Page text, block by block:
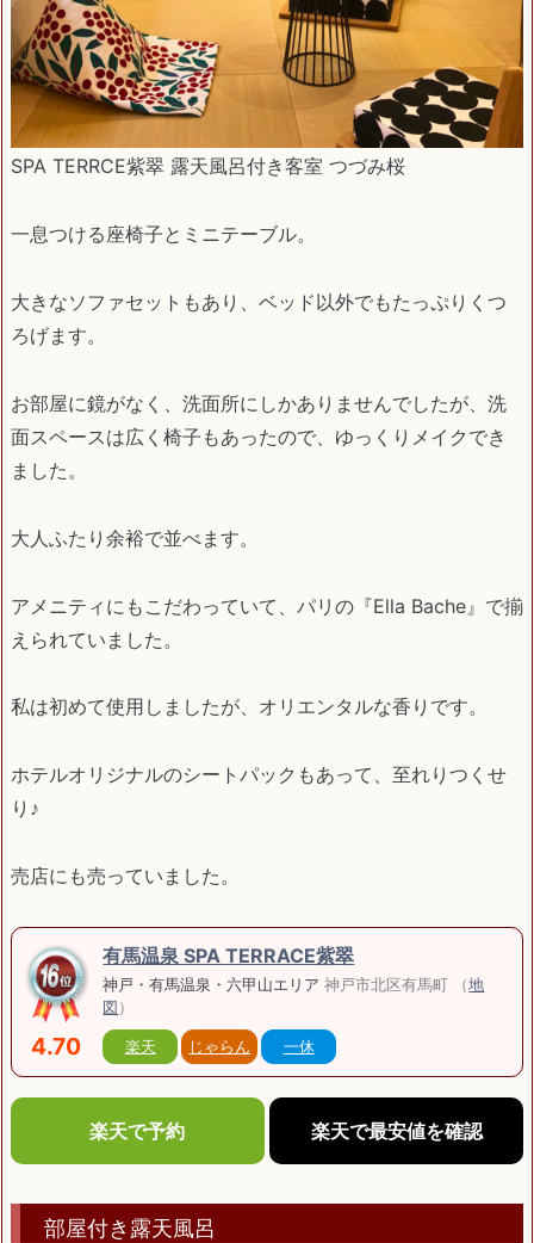
SPA TERRCE紫翠 露天風呂付き客室 つづみ桜
一息つける座椅子とミニテーブル。
大きなソファセットもあり、ベッド以外でもたっぷりくつ
ろげます。
お部屋に鏡がなく、洗面所にしかありませんでしたが、洗
面スペースは広く椅子もあったので、ゆっくりメイクでき
ました。
大人ふたり余裕で並べます。
アメニティにもこだわっていて、パリの『Ella Bache』で揃
えられていました。
私は初めて使用しましたが、オリエンタルな香りです。
ホテルオリジナルのシートパックもあって、至れりつくせ
り♪
売店にも売っていました。
4.70
有馬温泉 SPA TERRACE紫翠
神戸・有馬温泉・六甲山エリア神戸市北区有馬町 （地
図）
楽天 じゃらん 一休
楽天で予約 楽天で最安値を確認
部屋付き露天風呂